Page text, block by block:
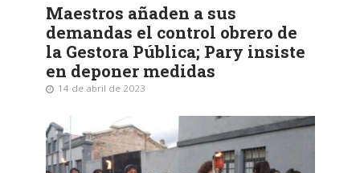
Maestros añaden a sus
demandas el control obrero de
la Gestora Pública; Pary insiste
en deponer medidas
14 de abril de 2023